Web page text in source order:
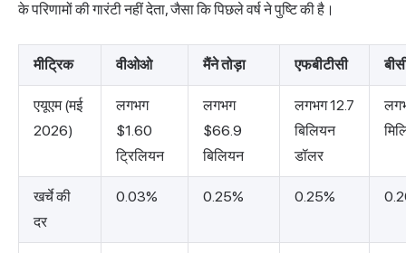
के परिणामों की गारंटी नहीं देता, जैसा कि पिछले वर्ष ने पुष्टि की है।
मीट्रिक वीओओ मैंने तोड़ा एफबीटीसी
एयूएम (मई
2026)
लगभग
$1.60
ट्रिलियन
लगभग
$66.9
बिलियन
लगभग 12.7
बिलियन
डॉलर
खर्चे की
दर
0.03% 0.25% 0.25%